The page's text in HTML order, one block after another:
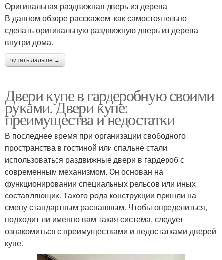
Оригинальная раздвижная дверь из дерева
В данном обзоре расскажем, как самостоятельно
сделать оригинальную раздвижную дверь из дерева
внутри дома.
читать дальше →
Двери купе в гардеробную своими
руками. Двери купе:
преимущества и недостатки
В последнее время при организации свободного
пространства в гостиной или спальне стали
использоваться раздвижные двери в гардероб с
современным механизмом. Он основан на
функционировании специальных рельсов или иных
составляющих. Такого рода конструкции пришли на
смену стандартным распашным. Чтобы определиться,
подходит ли именно вам такая система, следует
ознакомиться с преимуществами и недостатками дверей
купе.